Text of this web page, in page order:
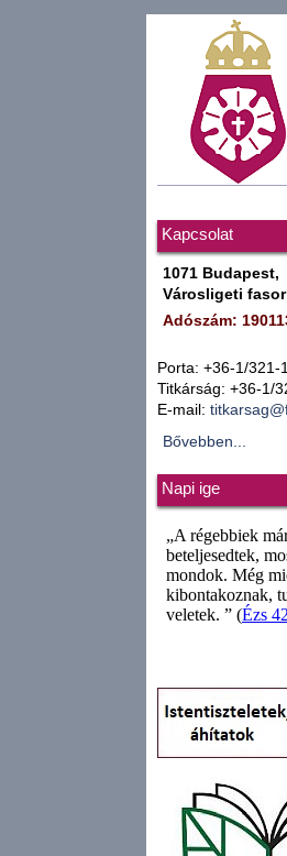
Kapcsolat
1071 Budapest,
Városligeti fasor
Adószám:
Porta: +36-1/321-
Titkárság: +36-1/
E-mail:
Bővebben...
Napi ige